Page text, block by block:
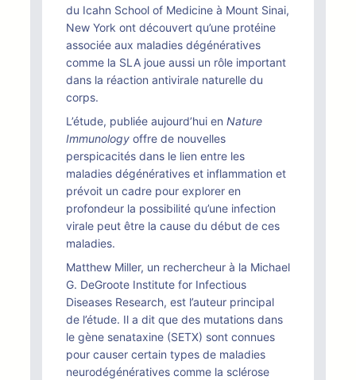
du Icahn School of Medicine à Mount Sinai,
New York ont découvert qu’une protéine
associée aux maladies dégénératives
comme la SLA joue aussi un rôle important
dans la réaction antivirale naturelle du
corps.
L’étude, publiée aujourd’hui en Nature
Immunology offre de nouvelles
perspicacités dans le lien entre les
maladies dégénératives et inflammation et
prévoit un cadre pour explorer en
profondeur la possibilité qu’une infection
virale peut être la cause du début de ces
maladies.
Matthew Miller, un rechercheur à la Michael
G. DeGroote Institute for Infectious
Diseases Research, est l’auteur principal
de l’étude. Il a dit que des mutations dans
le gène senataxine (SETX) sont connues
pour causer certain types de maladies
neurodégénératives comme la sclérose